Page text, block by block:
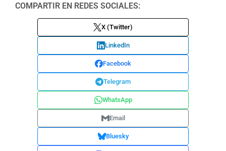
COMPARTIR EN REDES SOCIALES:
X (Twitter)
LinkedIn
Facebook
Telegram
WhatsApp
Email
Bluesky